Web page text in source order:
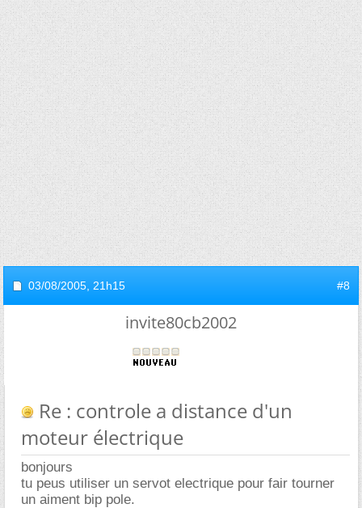
03/08/2005, 21h15 #8
invite80cb2002
Re : controle a distance d'un
moteur électrique
bonjours
tu peus utiliser un servot electrique pour fair tourner
un aiment bip pole.